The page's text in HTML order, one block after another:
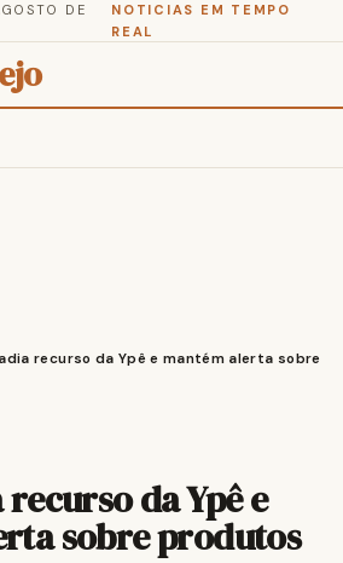
DE
NOTICIAS EM TEMPO
REAL
recurso da Ypê e mantém alerta sobre
da Ypê e
sobre produtos